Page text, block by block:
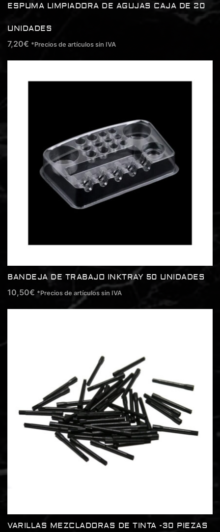
ESPUMA LIMPIADORA DE AGUJAS CAJA DE 20
UNIDADES
7,20€ *Precios de artículos sin IVA
BANDEJA DE TRABAJO INKTRAY 50 UNIDADES
10,50€ *Precios de artículos sin IVA
VARILLAS MEZCLADORAS DE TINTA -30 PIEZAS